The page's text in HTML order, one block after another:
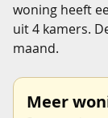
woning heeft
uit 4 kamers.
maand.
Meer